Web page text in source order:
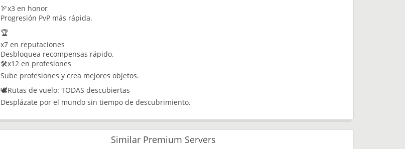
🏹x3 en honor
Progresión PvP más rápida.
🏆
x7 en reputaciones
Desbloquea recompensas rápido.
🛠️x12 en profesiones
Sube profesiones y crea mejores objetos.
🕊️Rutas de vuelo: TODAS descubiertas
Desplázate por el mundo sin tiempo de descubrimiento.
Similar Premium Servers